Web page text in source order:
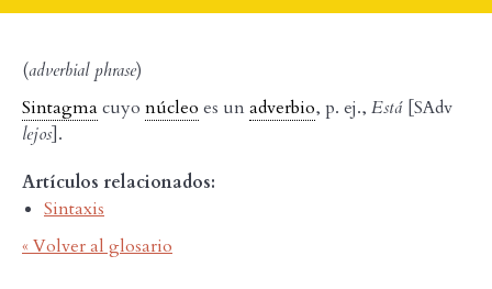
(adverbial phrase)
Sintagma cuyo núcleo es unadverbio, p. ej., Está [SAdv
lejos].
Artículos relacionados:
Sintaxis
« Volver al glosario